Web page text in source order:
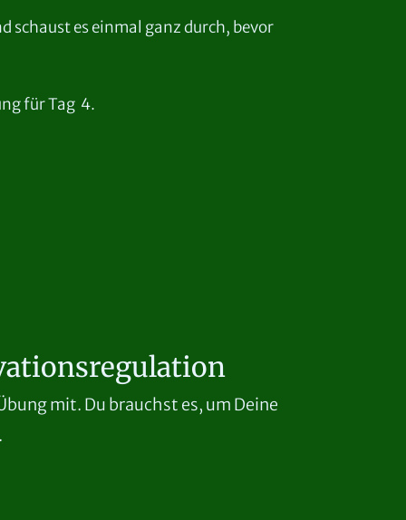
schaust es einmal ganz durch, bevor
für Tag 4.
mit. Du brauchst es, um Deine